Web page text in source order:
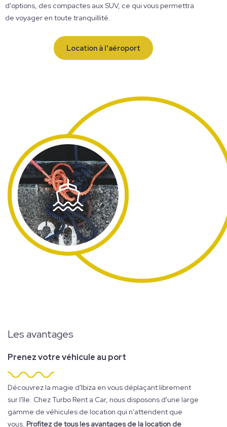
d'options, des compactes aux SUV, ce qui vous permettra
de voyager en toute tranquillité.
Location à l'aéroport
Les avantages
Prenez votre véhicule au port
Découvrez la magie d'Ibiza en vous déplaçant librement
sur l'île. Chez Turbo Rent a Car, nous disposons d'une large
gamme de véhicules de location qui n'attendent que
vous. Profitez de tous les avantages de la location de